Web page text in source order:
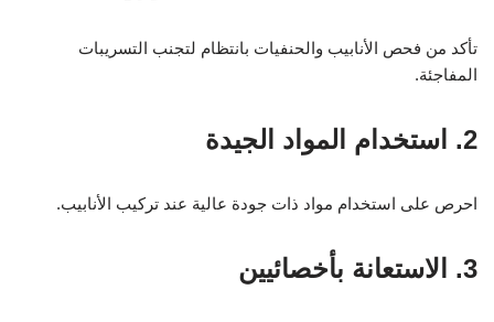
تأكد من فحص الأنابيب والحنفيات بانتظام لتجنب التسريبات
المفاجئة.
2. استخدام المواد الجيدة
احرص على استخدام مواد ذات جودة عالية عند تركيب الأنابيب.
3. الاستعانة بأخصائيين